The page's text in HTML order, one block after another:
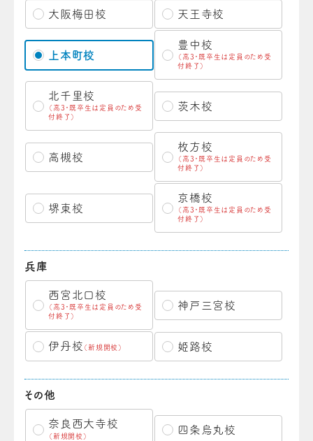
大阪梅田校 天王寺校
上本町校
豊中校
（高3・既卒生は定員のため受
付終了）
北千里校
（高3・既卒生は定員のため受
付終了）
茨木校
高槻校
枚方校
（高3・既卒生は定員のため受
付終了）
堺東校
京橋校
（高3・既卒生は定員のため受
付終了）
兵庫
西宮北口校
（高3・既卒生は定員のため受
付終了）
神戸三宮校
伊丹校 （新規開校） 姫路校
その他
奈良西大寺校
（新規開校）
四条烏丸校